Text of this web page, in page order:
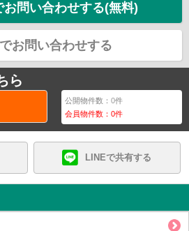
お問い合わせする(無料)
お問い合わせする
ら
公開物件数：0件
会員物件数：0件
LINEで共有する